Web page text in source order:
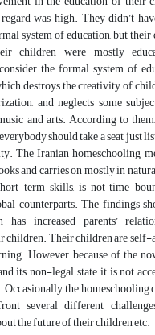
was high. They didn’t
system of education, but
children were mostly
the formal system of
destroys the creativity of
and neglects some
and arts. According to
should take a seat, just
The Iranian homeschooling
and carries on mostly in
term skills, is not time-
counterparts. The findings
increased parents’
children. Their children are self-
However, because of the
its non-legal state, it is not
Occasionally, the
several different
the future of their children etc.